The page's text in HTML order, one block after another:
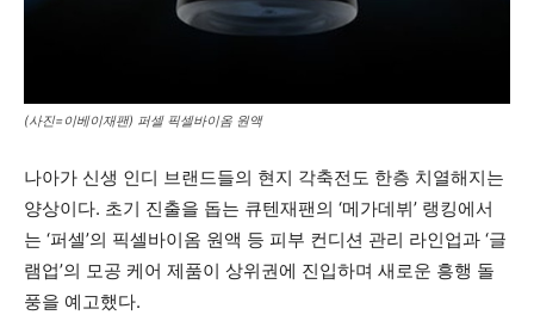
(사진=이베이재팬) 퍼셀 픽셀바이옴 원액
나아가 신생 인디 브랜드들의 현지 각축전도 한층 치열해지는
양상이다. 초기 진출을 돕는 큐텐재팬의 ‘메가데뷔’ 랭킹에서
는 ‘퍼셀’의 픽셀바이옴 원액 등 피부 컨디션 관리 라인업과 ‘글
램업’의 모공 케어 제품이 상위권에 진입하며 새로운 흥행 돌
풍을 예고했다.